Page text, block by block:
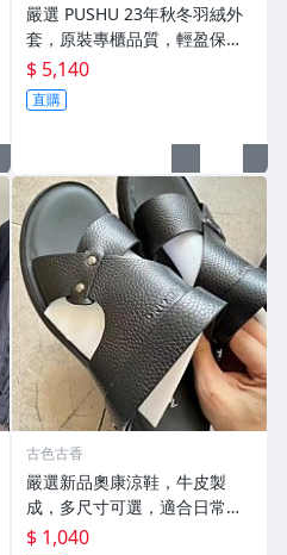
嚴選 PUSHU 23年秋冬羽絨外
套，原裝專櫃品質，輕盈保暖
適合過渡季穿搭 換季穿新衣 冬
秋 羽絨外套
$ 5,140
直購
古色古香
嚴選新品奧康涼鞋，牛皮製
成，多尺寸可選，適合日常搭
配收藏 涼鞋 牛皮 奧康
$ 1,040